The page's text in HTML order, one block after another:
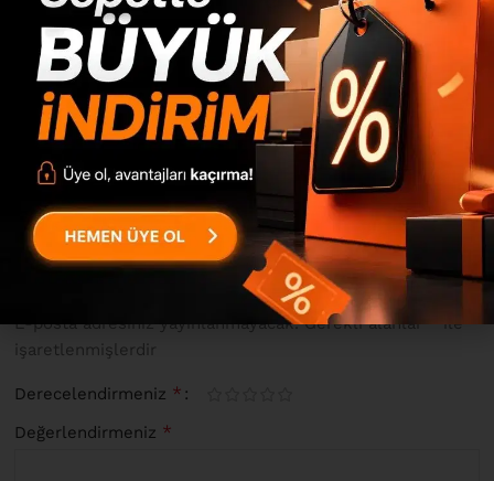
0 inceleme
0
0
0
“Ocean Ofis Klasör Dolabı Kitaplık 3 Kapaklı Metal Ayaklı
Beyaz ON9B-W” için yorum yapan ilk kişi siz olun
E-posta adresiniz yayınlanmayacak. Gerekli alanlar*ile
işaretlenmişlerdir
Derecelendirmeniz *
Değerlendirmeniz *